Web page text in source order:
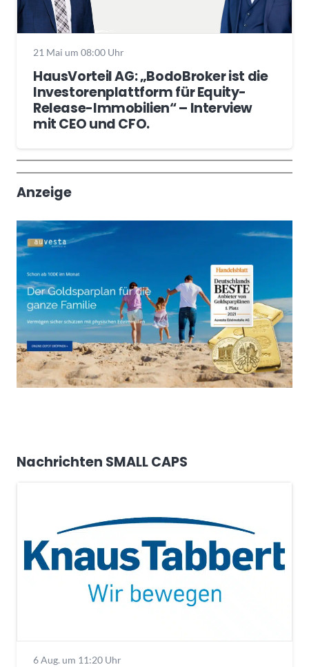
21 Mai um 08:00 Uhr
HausVorteil AG: „BodoBroker ist die
Investorenplattform für Equity-
Release-Immobilien“ – Interview
mit CEO und CFO.
Wochenrückblick
Trendthemen
Anzeige
Nachrichten SMALL CAPS
6 Aug. um 11:20 Uhr